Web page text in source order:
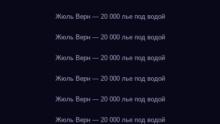
Жюль Верн — 20 000 лье под водой
Жюль Верн — 20 000 лье под водой
Жюль Верн — 20 000 лье под водой
Жюль Верн — 20 000 лье под водой
Жюль Верн — 20 000 лье под водой
Жюль Верн — 20 000 лье под водой